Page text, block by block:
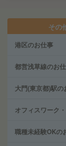
その
港区のお仕事
都営浅草線のお
大門(東京都)駅の
オフィスワーク
職種未経験OKの